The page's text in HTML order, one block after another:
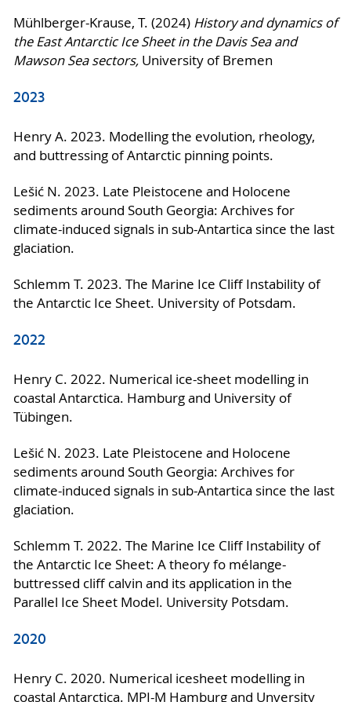
Mühlberger-Krause, T. (2024) History and dynamics of
the East Antarctic Ice Sheet in the Davis Sea and
Mawson Sea sectors, University of Bremen
2023
Henry A. 2023. Modelling the evolution, rheology,
and buttressing of Antarctic pinning points.
Lešić N. 2023. Late Pleistocene and Holocene
sediments around South Georgia: Archives for
climate-induced signals in sub-Antartica since the last
glaciation.
Schlemm T. 2023. The Marine Ice Cliff Instability of
the Antarctic Ice Sheet. University of Potsdam.
2022
Henry C. 2022. Numerical ice-sheet modelling in
coastal Antarctica. Hamburg and University of
Tübingen.
Lešić N. 2023. Late Pleistocene and Holocene
sediments around South Georgia: Archives for
climate-induced signals in sub-Antartica since the last
glaciation.
Schlemm T. 2022. The Marine Ice Cliff Instability of
the Antarctic Ice Sheet: A theory fo mélange-
buttressed cliff calvin and its application in the
Parallel Ice Sheet Model. University Potsdam.
2020
Henry C. 2020. Numerical icesheet modelling in
coastal Antarctica. MPI-M Hamburg and Unversity